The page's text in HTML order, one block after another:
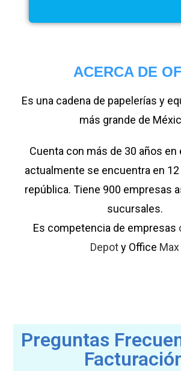
ACERCA DE
Es una cadena de papelerías y
más grande de
Cuenta con más de 30 años en
actualmente se encuentra en
república. Tiene 900 empresas
sucursales.
Es competencia de empresas
Depoty Office Max
Preguntas